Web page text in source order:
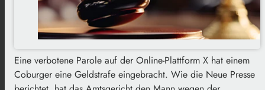
Eine verbotene Parole auf der Online-Plattform X hat einem
Coburger eine Geldstrafe eingebracht. Wie die Neue Presse